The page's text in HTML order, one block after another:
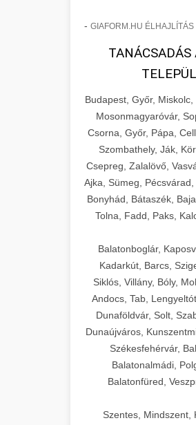
- GIAFORM.HU ÉLHAJLÍTÁS
TANÁCSADÁS
Budapest, Győr,
Mosonmagyaróvár,
Csorna, Győr, Pápa,
Szombathely, Ják,
Csepreg, Zalalövő,
Ajka, Sümeg,
Bonyhád, Bátaszék,
Tolna, Fadd, Paks,
Balatonboglár,
Kadarkút, Barcs,
Siklós, Villány, Bóly,
Andocs, Tab,
Dunaföldvár, Solt,
Dunaújváros,
Székesfehérvár,
Balatonalmádi,
Balatonfüred,
Szentes, Mindszent,